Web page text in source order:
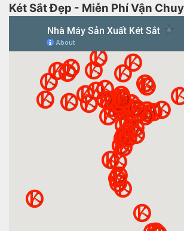
Két Sắt Đẹp - Miễn Phí Vận